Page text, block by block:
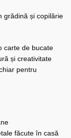
grădină și copilărie
carte de bucate
și creativitate
pentru
făcute în casă